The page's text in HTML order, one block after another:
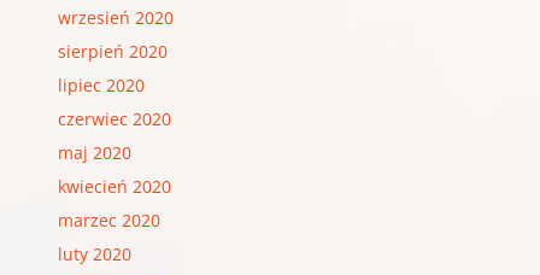
wrzesień 2020
sierpień 2020
lipiec 2020
czerwiec 2020
maj 2020
kwiecień 2020
marzec 2020
luty 2020